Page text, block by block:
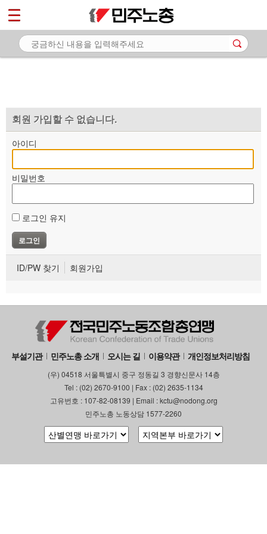
회원 가입할 수 없습니다.
아이디
비밀번호
로그인 유지
ID/PW 찾기 회원가입
부설기관 민주노총 소개 오시는 길 이용약관 개인정보처리방침
(우) 04518 서울특별시 중구 정동길 3 경향신문사 14층
Tel : (02) 2670-9100 | Fax : (02) 2635-1134
고유번호 : 107-82-08139 | Email : kctu@nodong.org
민주노총 노동상담 1577-2260
마이페이지
소개
자료
부설기관